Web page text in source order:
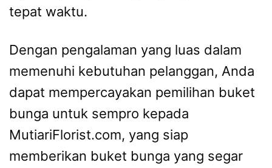
tepat waktu.
Dengan pengalaman yang luas dalam
memenuhi kebutuhan pelanggan, Anda
dapat mempercayakan pemilihan buket
bunga untuk sempro kepada
MutiariFlorist.com, yang siap
memberikan buket bunga yang segar